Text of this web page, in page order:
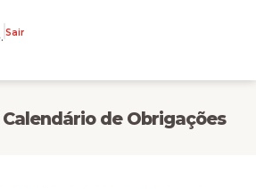
Sair
Calendário de Obrigações